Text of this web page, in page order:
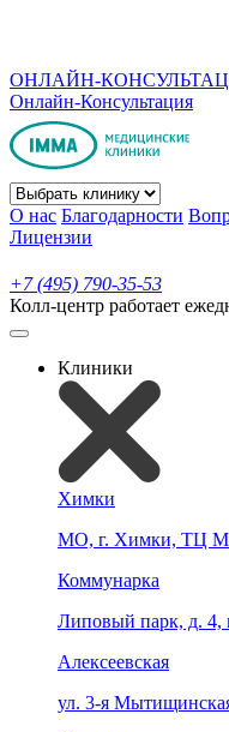
ОНЛАЙН-
Онлайн-Консультация
О нас Благодарности
Лицензии
+7 (495) 790-35-53
Колл-центр работает
Клиники
Химки
МО, г. Химки, ТЦ
Коммунарка
Липовый парк, д. 4,
Алексеевская
ул. 3-я